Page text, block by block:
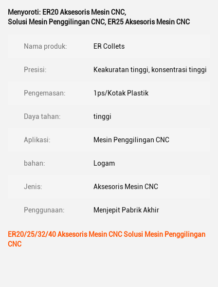
Menyoroti: ER20 Aksesoris Mesin CNC,
Solusi Mesin Penggilingan CNC, ER25 Aksesoris Mesin CNC
Nama produk: ER Collets
Presisi: Keakuratan tinggi, konsentrasi tinggi
Pengemasan: 1ps/Kotak Plastik
Daya tahan: tinggi
Aplikasi: Mesin Penggilingan CNC
bahan: Logam
Jenis: Aksesoris Mesin CNC
Penggunaan: Menjepit Pabrik Akhir
ER20/25/32/40 Aksesoris Mesin CNC Solusi Mesin Penggilingan
CNC